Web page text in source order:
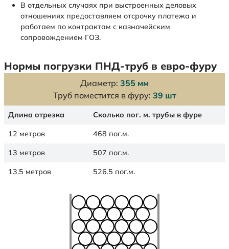
В отдельных случаях при выстроенных деловых
отношениях предоставляем отсрочку платежа и
работаем по контрактам с казначейским
сопровождением ГОЗ.
Нормы погрузки ПНД-труб в евро-фуру
Диаметр: 355 мм
Труб поместится в фуру: 39 шт
Длина отрезка Сколько пог. м. трубы в фуре
12 метров 468 пог.м.
13 метров 507 пог.м.
13.5 метров 526.5 пог.м.